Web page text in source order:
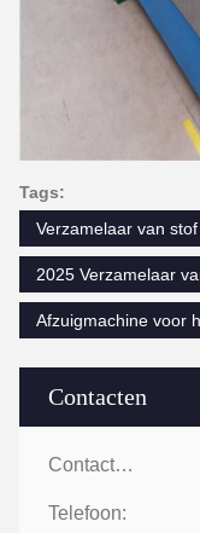
Contacten
Contacten:
Telefoon:
Tags:
Verzamelaar van
2025 Verzamelaar
Afzuigmachine voor